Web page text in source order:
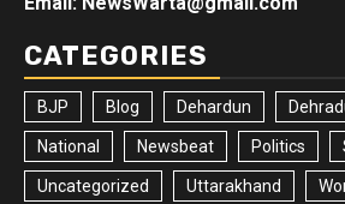
CATEGORIES
BJP Blog Dehardun
National Newsbeat Politics
Uncategorized Uttarakhand